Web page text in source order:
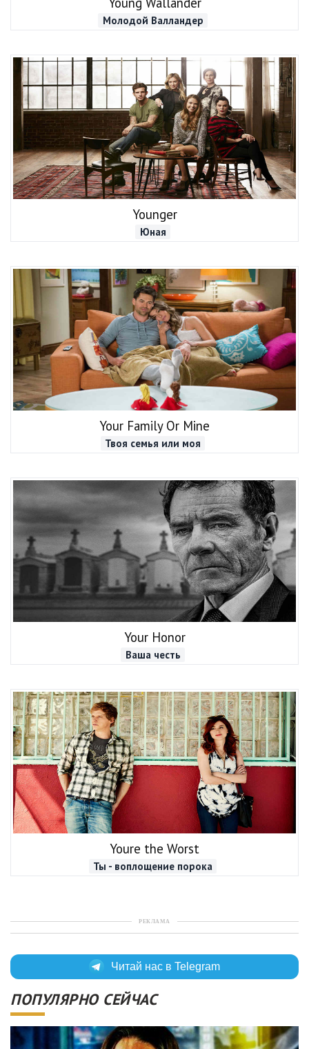
Молодой Валландер
Younger
Юная
Your Family Or Mine
Твоя семья или моя
Your Honor
Ваша честь
Youre the Worst
Ты - воплощение порока
РЕКЛАМА
Читай нас в Telegram
ПОПУЛЯРНО СЕЙЧАС